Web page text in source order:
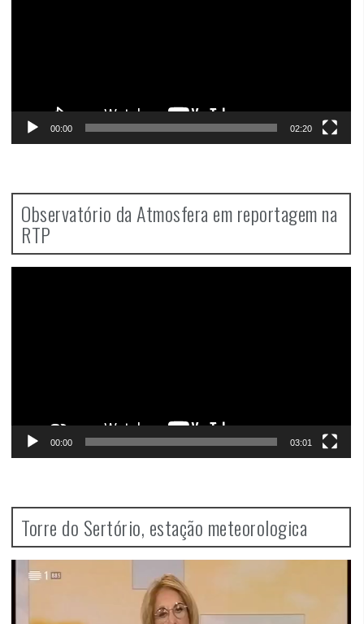
00:00 02:20
Observatório da Atmosfera em reportagem na
RTP
00:00 03:01
Torre do Sertório, estação meteorologica
Player